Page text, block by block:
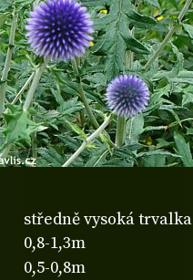
středně vysoká trvalka
0,8-1,3m
0,5-0,8m